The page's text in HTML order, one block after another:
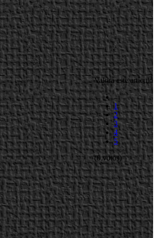
Valora este artículo
1
2
3
4
5
(0 votos)